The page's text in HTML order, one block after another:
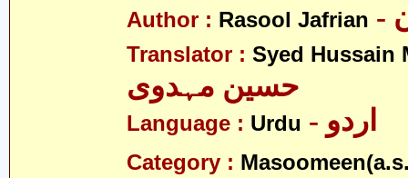
Author : Rasool Jafrian
Translator : Syed Hussain
حسین مہدوی
Language : Urdu - اردو
Category :